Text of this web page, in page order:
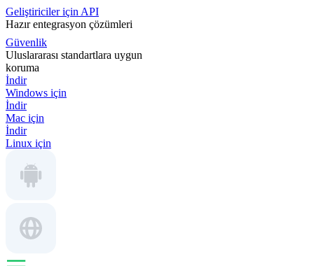
Geliştiriciler için API
Hazır entegrasyon çözümleri
Güvenlik
Uluslararası standartlara uygun
koruma
İndir
Windows için
İndir
Mac için
İndir
Linux için